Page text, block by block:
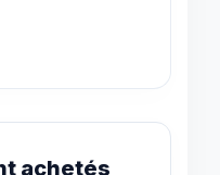
achetés